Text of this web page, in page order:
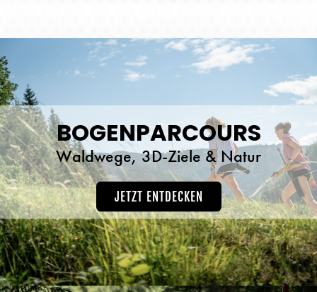
BOGENPARCOURS
Waldwege, 3D-Ziele & Natur
JETZT ENTDECKEN